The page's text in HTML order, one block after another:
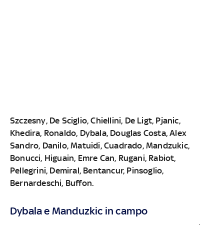
Szczesny, De Sciglio, Chiellini, De Ligt, Pjanic,
Khedira, Ronaldo, Dybala, Douglas Costa, Alex
Sandro, Danilo, Matuidi, Cuadrado, Mandzukic,
Bonucci, Higuain, Emre Can, Rugani, Rabiot,
Pellegrini, Demiral, Bentancur, Pinsoglio,
Bernardeschi, Buffon.
Dybala e Manduzkic in campo